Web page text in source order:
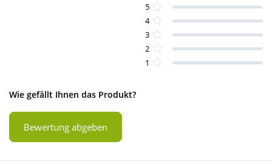
5
4
3
2
1
Wie gefällt Ihnen das Produkt?
Bewertung abgeben